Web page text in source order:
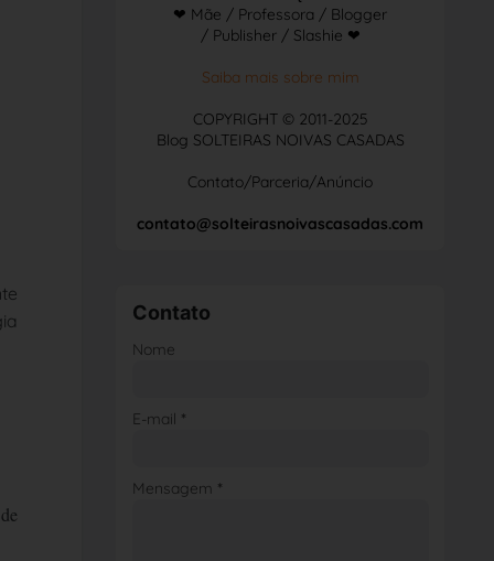
❤ Mãe / Professora / Blogger
/ Publisher / Slashie ❤
Saiba mais sobre mim
COPYRIGHT © 2011-2025
Blog SOLTEIRAS NOIVAS CASADAS
Contato/Parceria/Anúncio
contato@solteirasnoivascasadas.com
Contato
Nome
E-mail *
Mensagem *